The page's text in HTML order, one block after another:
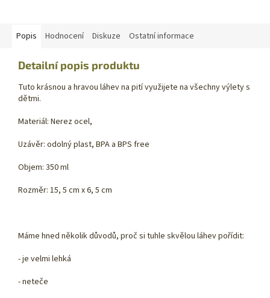
Popis Hodnocení Diskuze Ostatní informace
Detailní popis produktu
Tuto krásnou a hravou láhev na pití využijete na všechny výlety s
dětmi.
Materiál: Nerez ocel,
Uzávěr: odolný plast, BPA a BPS free
Objem: 350 ml
Rozměr: 15, 5 cm x 6, 5 cm
Máme hned několik důvodů, proč si tuhle skvělou láhev pořídit:
- je velmi lehká
- neteče